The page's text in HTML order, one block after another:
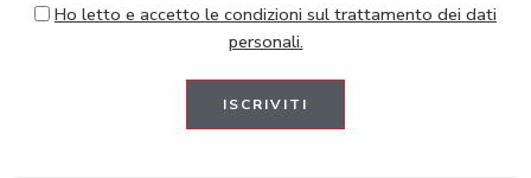
Ho letto e accetto le condizioni sul trattamento dei dati
personali.